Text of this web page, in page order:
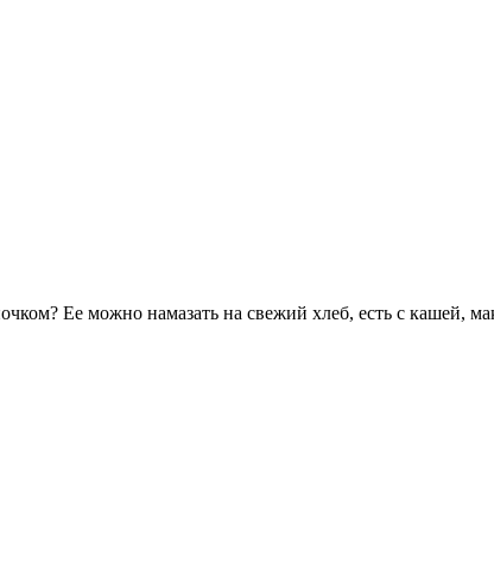
Ее можно намазать на свежий хлеб, есть с кашей,